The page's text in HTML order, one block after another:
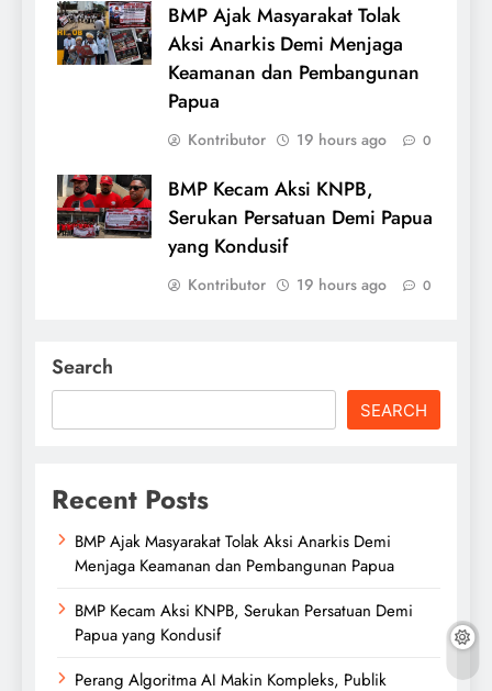
BMP Ajak Masyarakat Tolak
Aksi Anarkis Demi Menjaga
Keamanan dan Pembangunan
Papua
Kontributor 19 hours ago 0
BMP Kecam Aksi KNPB,
Serukan Persatuan Demi Papua
yang Kondusif
Kontributor 19 hours ago 0
Search
SEARCH
Recent Posts
BMP Ajak Masyarakat Tolak Aksi Anarkis Demi
Menjaga Keamanan dan Pembangunan Papua
BMP Kecam Aksi KNPB, Serukan Persatuan Demi
Papua yang Kondusif
Perang Algoritma AI Makin Kompleks, Publik